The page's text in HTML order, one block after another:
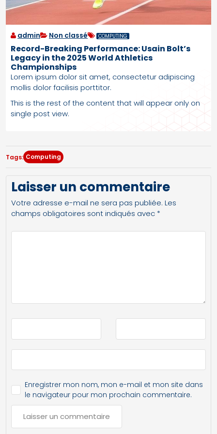
admin Non classé COMPUTING
Record-Breaking Performance: Usain Bolt’s
Legacy in the 2025 World Athletics
Championships
Lorem ipsum dolor sit amet, consectetur adipiscing
mollis dolor facilisis porttitor.
This is the rest of the content that will appear only on
single post view.
Tags: Computing
Laisser un commentaire
Votre adresse e-mail ne sera pas publiée. Les
champs obligatoires sont indiqués avec *
Enregistrer mon nom, mon e-mail et mon site dans
le navigateur pour mon prochain commentaire.